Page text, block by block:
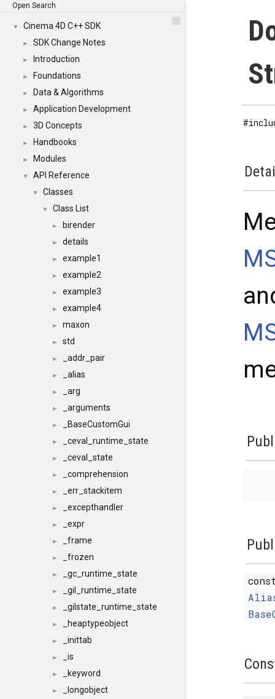
Open Search
▼ Cinema 4D C++ SDK
► SDK Change Notes
► Introduction
► Foundations
► Data & Algorithms
► Application Development
► 3D Concepts
► Handbooks
► Modules
▼ API Reference
▼ Classes
▼ Class List
► birender
► details
► example1
► example2
► example3
► example4
► maxon
► std
► _addr_pair
► _alias
► _arg
► _arguments
► _BaseCustomGui
► _ceval_runtime_state
► _ceval_state
► _comprehension
► _err_stackitem
► _excepthandler
► _expr
► _frame
► _frozen
► _gc_runtime_state
► _gil_runtime_state
► _gilstate_runtime_state
► _heaptypeobject
► _inittab
► _is
► _keyword
► _longobject